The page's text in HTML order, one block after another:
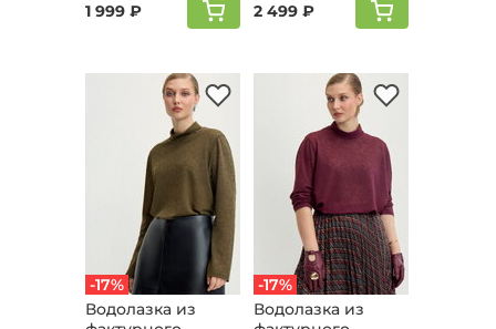
1 999 ₽ 2 499 ₽
-17%
Водолазка из
-17%
Водолазка из